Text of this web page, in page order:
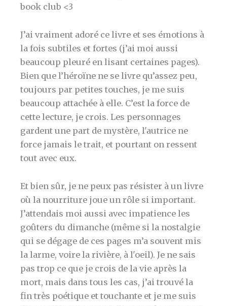
book club <3
J’ai vraiment adoré ce livre et ses émotions à
la fois subtiles et fortes (j’ai moi aussi
beaucoup pleuré en lisant certaines pages).
Bien que l’héroïne ne se livre qu’assez peu,
toujours par petites touches, je me suis
beaucoup attachée à elle. C’est la force de
cette lecture, je crois. Les personnages
gardent une part de mystère, l'autrice ne
force jamais le trait, et pourtant on ressent
tout avec eux.
Et bien sûr, je ne peux pas résister à un livre
où la nourriture joue un rôle si important.
J’attendais moi aussi avec impatience les
goûters du dimanche (même si la nostalgie
qui se dégage de ces pages m’a souvent mis
la larme, voire la rivière, à l'oeil). Je ne sais
pas trop ce que je crois de la vie après la
mort, mais dans tous les cas, j’ai trouvé la
fin très poétique et touchante et je me suis